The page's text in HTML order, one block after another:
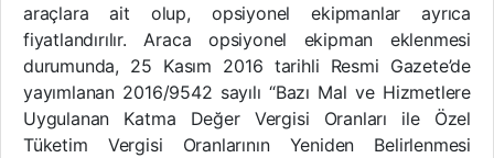
araçlara ait olup, opsiyonel ekipmanlar ayrıca
fiyatlandırılır. Araca opsiyonel ekipman eklenmesi
durumunda, 25 Kasım 2016 tarihli Resmi Gazete’de
yayımlanan 2016/9542 sayılı “Bazı Mal ve Hizmetlere
Uygulanan Katma Değer Vergisi Oranları ile Özel
Tüketim Vergisi Oranlarının Yeniden Belirlenmesi